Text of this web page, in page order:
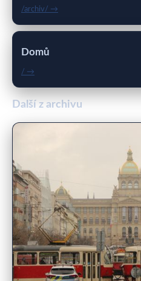
/archiv/ →
Domů
/ →
Další z archivu